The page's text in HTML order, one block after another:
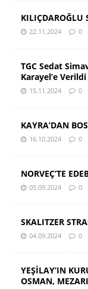
KILIÇDAROĞLU
22.11.2024 0
TGC Sedat
Karayel’e Verildi
15.11.2024 0
KAYRA’DAN
16.10.2024 0
NORVEÇ’TE
05.09.2024 0
SKALITZER
04.09.2024 0
YEŞİLAY’IN
OSMAN,